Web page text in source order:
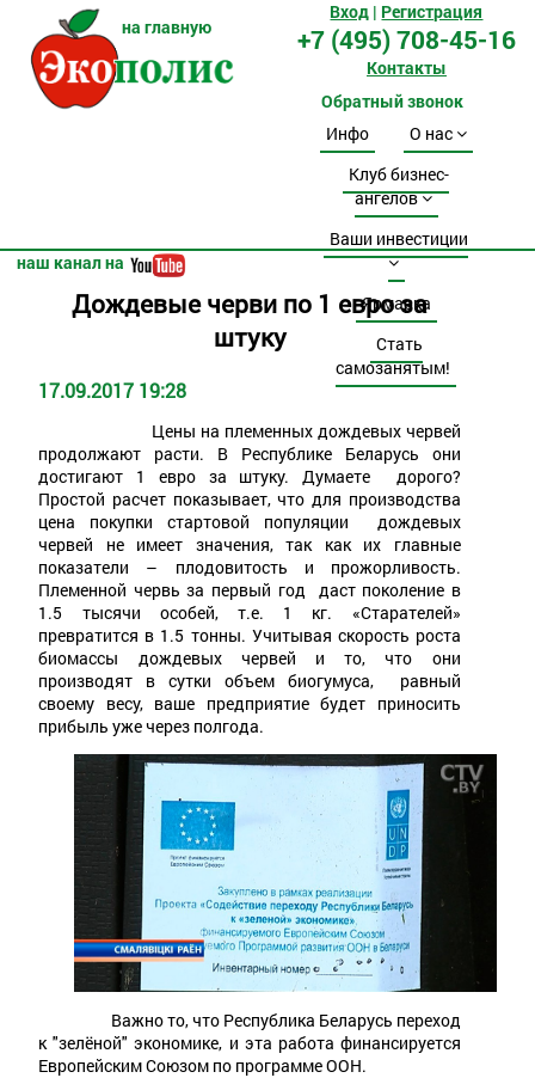
на главную
наш канал на
Обратный звонок
Вход | Регистрация
+7 (495) 708-45-16
Контакты
Инфо
О нас
Клуб бизнес-
ангелов
Ваши инвестиции
Ярмарка
Стать
самозанятым!
Дождевые черви по 1 евро за
штуку
17.09.2017 19:28
Цены на племенных дождевых червей
продолжают расти. В Республике Беларусь они
достигают 1 евро за штуку. Думаете дорого?
Простой расчет показывает, что для производства
цена покупки стартовой популяции дождевых
червей не имеет значения, так как их главные
показатели – плодовитость и прожорливость.
Племенной червь за первый год даст поколение в
1.5 тысячи особей, т.е. 1 кг. «Старателей»
превратится в 1.5 тонны. Учитывая скорость роста
биомассы дождевых червей и то, что они
производят в сутки объем биогумуса, равный
своему весу, ваше предприятие будет приносить
прибыль уже через полгода.
Важно то, что Республика Беларусь переход
к "зелёной" экономике, и эта работа финансируется
Европейским Союзом по программе ООН.